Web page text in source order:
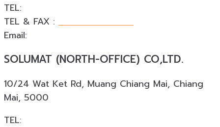
TEL:
TEL & FAX : +66 076 540 533
Email:
SOLUMAT (NORTH-OFFICE) CO,LTD.
10/24 Wat Ket Rd, Muang Chiang Mai, Chiang
Mai, 5000
TEL: